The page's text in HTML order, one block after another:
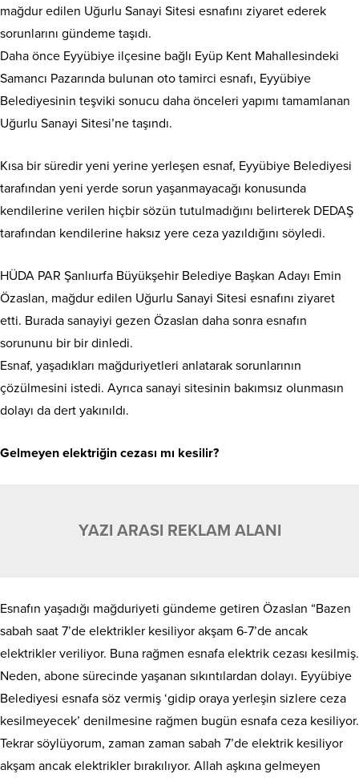
mağdur edilen Uğurlu Sanayi Sitesi esnafını ziyaret ederek
sorunlarını gündeme taşıdı.
Daha önce Eyyübiye ilçesine bağlı Eyüp Kent Mahallesindeki
Samancı Pazarında bulunan oto tamirci esnafı, Eyyübiye
Belediyesinin teşviki sonucu daha önceleri yapımı tamamlanan
Uğurlu Sanayi Sitesi’ne taşındı.
Kısa bir süredir yeni yerine yerleşen esnaf, Eyyübiye Belediyesi
tarafından yeni yerde sorun yaşanmayacağı konusunda
kendilerine verilen hiçbir sözün tutulmadığını belirterek DEDAŞ
tarafından kendilerine haksız yere ceza yazıldığını söyledi.
HÜDA PAR Şanlıurfa Büyükşehir Belediye Başkan Adayı Emin
Özaslan, mağdur edilen Uğurlu Sanayi Sitesi esnafını ziyaret
etti. Burada sanayiyi gezen Özaslan daha sonra esnafın
sorununu bir bir dinledi.
Esnaf, yaşadıkları mağduriyetleri anlatarak sorunlarının
çözülmesini istedi. Ayrıca sanayi sitesinin bakımsız olunmasın
dolayı da dert yakınıldı.
Gelmeyen elektriğin cezası mı kesilir?
YAZI ARASI REKLAM ALANI
Esnafın yaşadığı mağduriyeti gündeme getiren Özaslan “Bazen
sabah saat 7’de elektrikler kesiliyor akşam 6-7’de ancak
elektrikler veriliyor. Buna rağmen esnafa elektrik cezası kesilmiş.
Neden, abone sürecinde yaşanan sıkıntılardan dolayı. Eyyübiye
Belediyesi esnafa söz vermiş ‘gidip oraya yerleşin sizlere ceza
kesilmeyecek’ denilmesine rağmen bugün esnafa ceza kesiliyor.
Tekrar söylüyorum, zaman zaman sabah 7’de elektrik kesiliyor
akşam ancak elektrikler bırakılıyor. Allah aşkına gelmeyen